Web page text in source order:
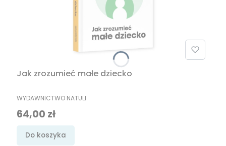
Jak zrozumieć małe dziecko
PRODUCENT
WYDAWNICTWO NATULI
Cena
64,00 zł
Do koszyka